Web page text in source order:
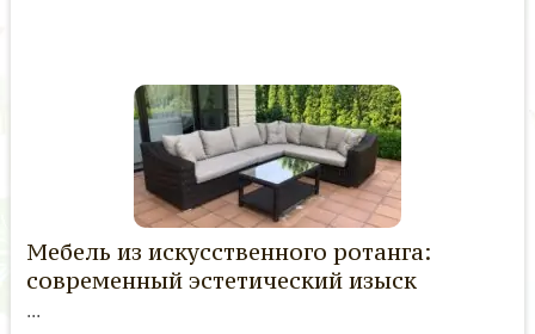
Мебель из искусственного ротанга:
современный эстетический изыск
...